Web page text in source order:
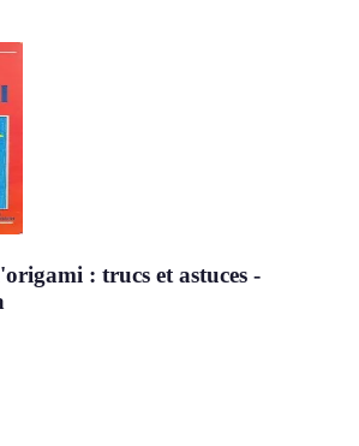
: trucs et astuces -